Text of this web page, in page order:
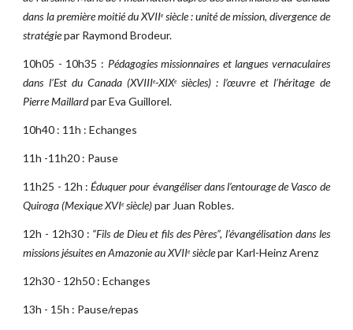
dans la première moitié du XVIIesiècle : unité de mission, divergence de
stratégiepar Raymond Brodeur.
10h05 - 10h35 : Pédagogies missionnaires et langues vernaculaires
dans l’Est du Canada (XVIIIe-XIXesiècles) : l’œuvre et l’héritage de
Pierre Maillardpar Eva Guillorel.
10h40 : 11h : Echanges
11h -11h20 : Pause
11h25 - 12h :Éduquer pour évangéliser dans l’entourage de Vasco de
Quiroga (Mexique XVIe siècle)par Juan Robles.
12h - 12h30 : “Fils de Dieu et fils des Pères”, l’évangélisation dans les
missions jésuites en Amazonie au XVIIe sièclepar Karl-Heinz Arenz
12h30 - 12h50 : Echanges
13h - 15h : Pause/repas